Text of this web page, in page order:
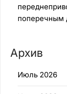
поперечным
Архив
Июль 2026